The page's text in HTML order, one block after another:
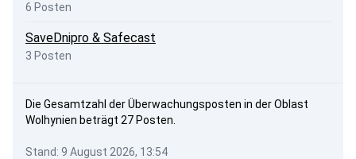
6 Posten
SaveDnipro & Safecast
3 Posten
Die Gesamtzahl der Überwachungsposten in der Oblast
Wolhynien beträgt 27 Posten.
Stand: 9 August 2026, 13:54